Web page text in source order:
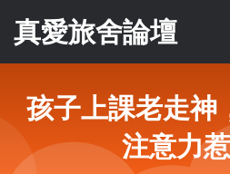
真愛旅舍論壇
孩子上課老走神
注意力